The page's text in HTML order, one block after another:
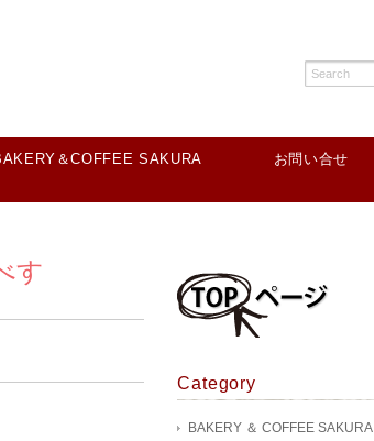
＆COFFEE SAKURA お問い合せ
す
Category
BAKERY ＆ COFFEE SAKURA